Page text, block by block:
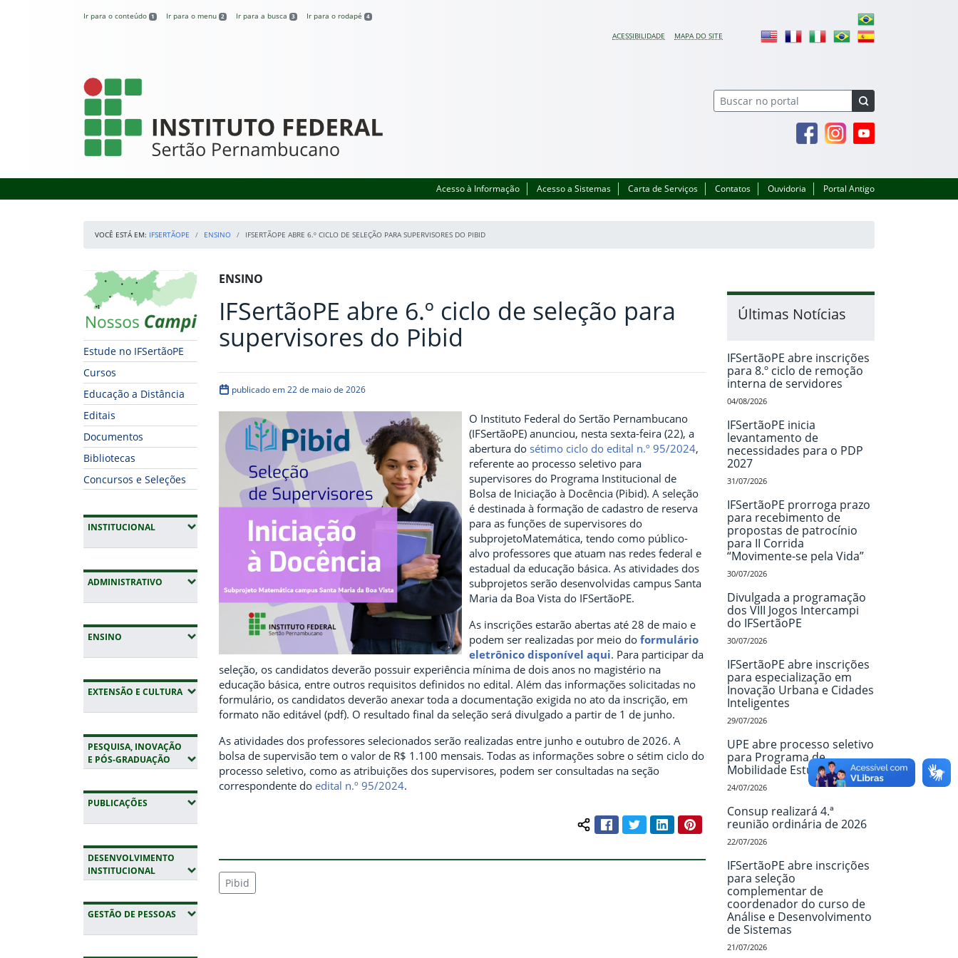
Ir para o conteúdo 1 Ir para o menu 2 Ir para a busca 3 Ir para o rodapé 4
ACESSIBILIDADE MAPA DO SITE
IFSertãoPE
FacebookInstagramYoutube
Acesso à Informação Acesso a Sistemas Carta de Serviços Contatos Ouvidoria Portal Antigo
VOCÊ ESTÁ EM: IFSERTÃOPE ENSINO IFSERTÃOPE ABRE 6.º CICLO DE SELEÇÃO PARA SUPERVISORES DO PIBID
Início da navegação
Mapa Campi
Estude no IFSertãoPE
Cursos
Educação a Distância
Editais
Documentos
Bibliotecas
Concursos e Seleções
INSTITUCIONAL(EXPANDIR SUBMENUS)
ADMINISTRATIVO (EXPANDIR SUBMENUS)
ENSINO (EXPANDIR SUBMENUS)
EXTENSÃO E CULTURA(EXPANDIR SUBMENUS)
PESQUISA, INOVAÇÃO
E PÓS-GRADUAÇÃO (EXPANDIR SUBMENUS)
PUBLICAÇÕES (EXPANDIR SUBMENUS)
DESENVOLVIMENTO
INSTITUCIONAL(EXPANDIR SUBMENUS)
GESTÃO DE PESSOAS (EXPANDIR SUBMENUS)
Início do conteúdo
ENSINO
IFSertãoPE abre 6.º ciclo de seleção para
supervisores do Pibid
publicado em 22 de maio de 2026
O Instituto Federal do Sertão Pernambucano
(IFSertãoPE) anunciou, nesta sexta-feira (22), a
abertura dosétimo ciclo do edital n.º 95/2024,
referente ao processo seletivo para
supervisores do Programa Institucional de
Bolsa de Iniciação à Docência (Pibid). A seleção
é destinada à formação de cadastro de reserva
para as funções de supervisores do
subprojetoMatemática, tendo como público-
alvo professores que atuam nas redes federal e
estadual da educação básica. As atividades dos
subprojetos serão desenvolvidas campus Santa
Maria da Boa Vista do IFSertãoPE.
As inscrições estarão abertas até 28 de maio e
podem ser realizadas por meio doformulário
eletrônico disponível aqui. Para participar da
seleção, os candidatos deverão possuir experiência mínima de dois anos no magistério na
educação básica, entre outros requisitos definidos no edital. Além das informações solicitadas no
formulário, os candidatos deverão anexar toda a documentação exigida no ato da inscrição, em
formato não editável (pdf). O resultado final da seleção será divulgado a partir de 1 de junho.
As atividades dos professores selecionados serão realizadas entre junho e outubro de 2026. A
bolsa de supervisão tem o valor de R$ 1.100 mensais. Todas as informações sobre o sétim ciclo do
processo seletivo, como as atribuições dos supervisores, podem ser consultadas na seção
correspondente do edital n.º 95/2024.
Compartilhar conteúdo:
FacebookTwitterLinkedInPinterest
Pibid
Últimas Notícias
IFSertãoPE abre inscrições
para 8.º ciclo de remoção
interna de servidores
04/08/2026
IFSertãoPE inicia
levantamento de
necessidades para o PDP
2027
31/07/2026
IFSertãoPE prorroga prazo
para recebimento de
propostas de patrocínio
para II Corrida
“Movimente-se pela Vida”
30/07/2026
Divulgada a programação
dos VIII Jogos Intercampi
do IFSertãoPE
30/07/2026
IFSertãoPE abre inscrições
para especialização em
Inovação Urbana e Cidades
Inteligentes
29/07/2026
UPE abre processo seletivo
para Programa de
Mobilidade Estudantil
24/07/2026
Consup realizará 4.ª
reunião ordinária de 2026
22/07/2026
IFSertãoPE abre inscrições
para seleção
complementar de
coordenador do curso de
Análise e Desenvolvimento
de Sistemas
21/07/2026